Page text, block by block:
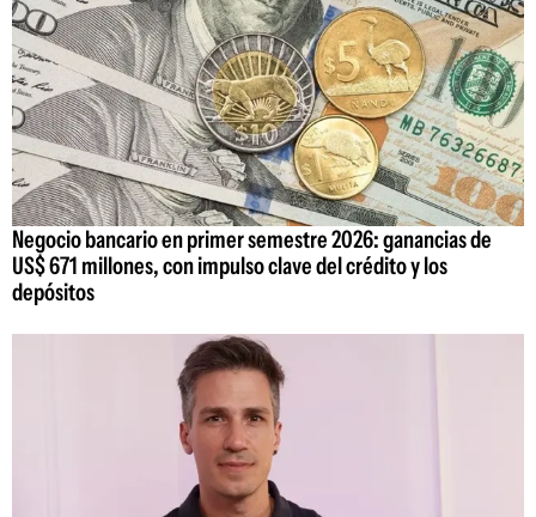
Negocio bancario en primer semestre 2026: ganancias de
US$ 671 millones, con impulso clave del crédito y los
depósitos